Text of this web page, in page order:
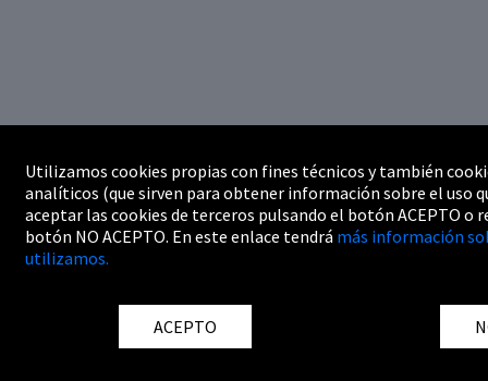
Utilizamos cookies propias con fines técnicos y también
analíticos (que sirven para obtener información sobre el uso
aceptar las cookies de terceros pulsando el botón ACEPTO o
botón NO ACEPTO. En este enlace tendrá más información
utilizamos.
ACEPTO